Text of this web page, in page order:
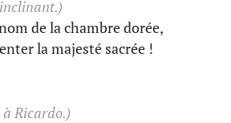
de la chambre dorée,
la majesté sacrée !
à Ricardo.)